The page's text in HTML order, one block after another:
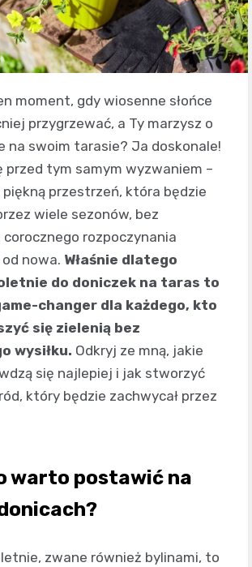
moment, gdy wiosenne słońce
przygrzewać, a Ty marzysz o
na swoim tarasie? Ja doskonale!
przed tym samym wyzwaniem –
przestrzeń, która będzie
wiele sezonów, bez
rozpoczynania
nowa. Właśnie dlatego
do doniczek na taras to
changer dla każdego, kto
się zielenią bez
wysiłku. Odkryj ze mną, jakie
się najlepiej i jak stworzyć
który będzie zachwycał przez
warto postawić na
zwane również bylinami, to